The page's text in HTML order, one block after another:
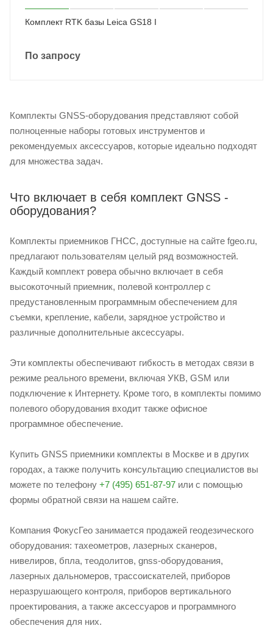
Комплект RTK базы Leica GS18 I
По запросу
Комплекты GNSS-оборудования представляют собой
полноценные наборы готовых инструментов и
рекомендуемых аксессуаров, которые идеально подходят
для множества задач.
Что включает в себя комплект GNSS -
оборудования?
Комплекты приемников ГНСС, доступные на сайте fgeo.ru,
предлагают пользователям целый ряд возможностей.
Каждый комплект ровера обычно включает в себя
высокоточный приемник, полевой контроллер с
предустановленным программным обеспечением для
съемки, крепление, кабели, зарядное устройство и
различные дополнительные аксессуары.
Эти комплекты обеспечивают гибкость в методах связи в
режиме реального времени, включая УКВ, GSM или
подключение к Интернету. Кроме того, в комплекты помимо
полевого оборудования входит также офисное
программное обеспечение.
Купить GNSS приемники комплекты в Москве и в других
городах, а также получить консультацию специалистов вы
можете по телефону +7 (495) 651-87-97 или с помощью
формы обратной связи на нашем сайте.
Компания ФокусГео занимается продажей геодезического
оборудования: тахеометров, лазерных сканеров,
нивелиров, бпла, теодолитов, gnss-оборудования,
лазерных дальномеров, трассоискателей, приборов
неразрушающего контроля, приборов вертикального
проектирования, а также аксессуаров и программного
обеспечения для них.